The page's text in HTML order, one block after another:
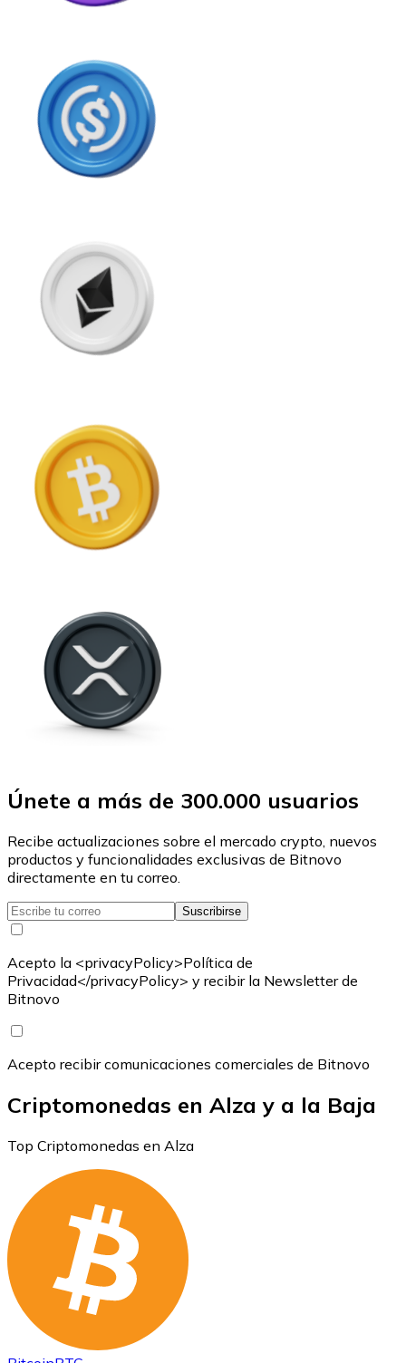
Únete a más de 300.000 usuarios
Recibe actualizaciones sobre el mercado crypto, nuevos
productos y funcionalidades exclusivas de Bitnovo
directamente en tu correo.
Suscribirse
Acepto la <privacyPolicy>Política de
Privacidad</privacyPolicy> y recibir la Newsletter de
Bitnovo
Acepto recibir comunicaciones comerciales de Bitnovo
Criptomonedas en Alza y a la Baja
Top Criptomonedas en Alza